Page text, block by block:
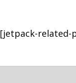
[jetpack-related-